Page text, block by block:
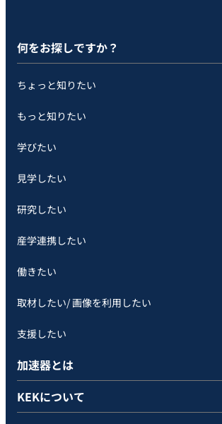
何をお探しですか？
ちょっと知りたい
もっと知りたい
学びたい
見学したい
研究したい
産学連携したい
働きたい
取材したい/ 画像を利用したい
支援したい
加速器とは
KEKについて